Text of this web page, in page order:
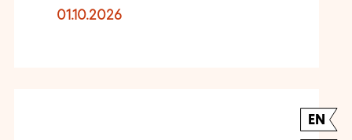
01.10.2026
EN